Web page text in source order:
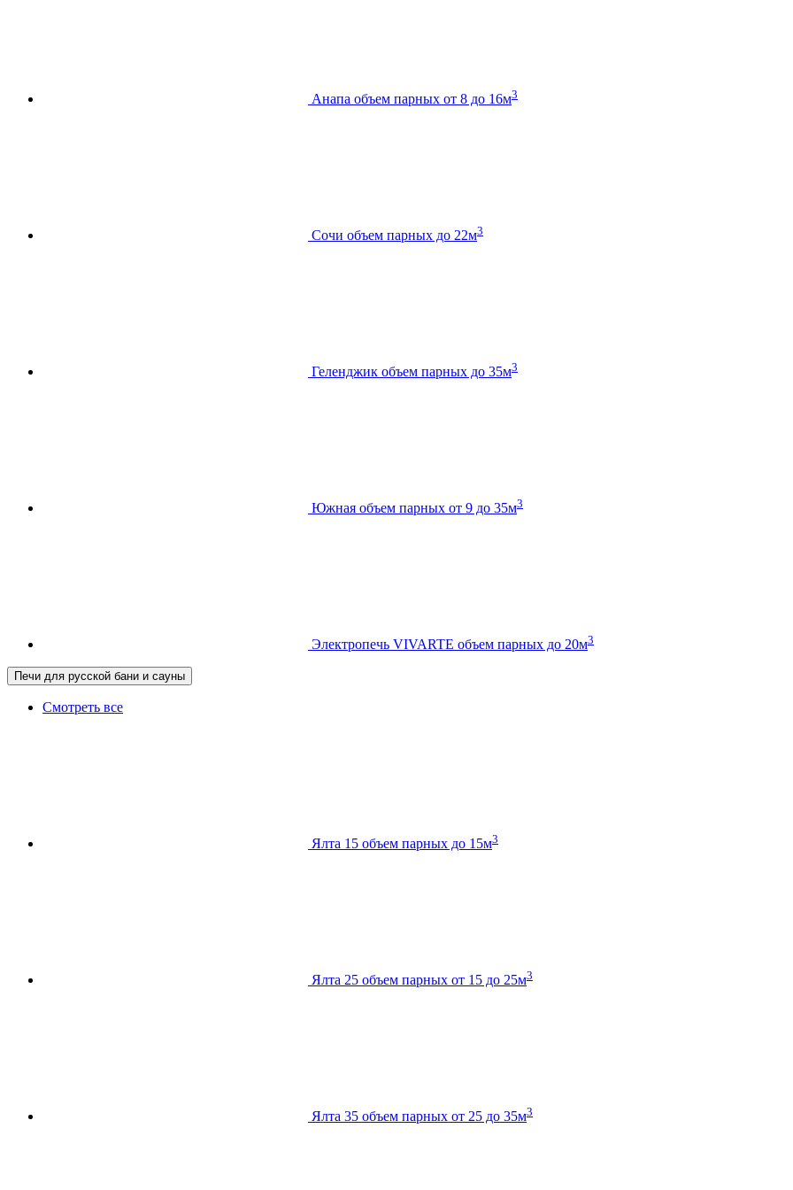
Анапа объем парных от 8 до 16м3
Сочи объем парных до 22м3
Геленджик объем парных до 35м3
Южная объем парных от 9 до 35м3
Электропечь VIVARTE объем парных до 20м3
Печи для русской бани и сауны
Смотреть все
Ялта 15 объем парных до 15м3
Ялта 25 объем парных от 15 до 25м3
Ялта 35 объем парных от 25 до 35м3